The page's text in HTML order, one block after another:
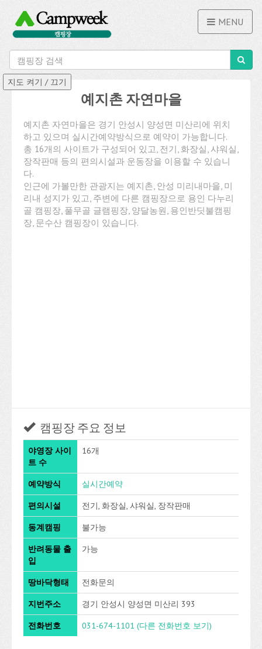
MENU
예지촌 자연마을
예지촌 자연마을은 경기 안성시 양성면 미산리에 위치
하고 있으며 실시간예약방식으로 예약이 가능합니다.
총 16개의 사이트가 구성되어 있고, 전기, 화장실, 샤워실,
장작판매 등의 편의시설과 운동장을 이용할 수 있습니
다.
인근에 가볼만한 관광지는 예지촌, 안성 미리내마을, 미
리내 성지가 있고, 주변에 다른 캠핑장으로 용인 다누리
골 캠핑장, 풀무골 글램핑장, 양달농원, 용인반딧불캠핑
장, 문수산 캠핑장이 있습니다.
캠핑장 주요 정보
야영장 사이
트 수
16개
예약방식 실시간예약
편의시설 전기, 화장실, 샤워실, 장작판매
동계캠핑 불가능
반려동물 출
입
가능
땅바닥형태 전화문의
지번주소 경기 안성시 양성면 미산리 393
전화번호 031-674-1101 (다른 전화번호 보기)